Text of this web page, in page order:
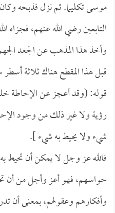
موسى تكليما. ثم نزل فذبحه
التابعين رضي الله عنهم، فجزاه
وأخذ هذا المذهب عن الجعد
قبل هذا المقطع هناك ثلاثة
قوله: (وقد أعجز عن الإحاطة
رؤية ولا غير ذلك من وجود
شيء ولا يحيط به شيء ].
فالله عز وجل لا يمكن أن تحيط
حواسهم، فهو أعز وأجل من أن
وأفكارهم وعقولهم، بمعنى أن